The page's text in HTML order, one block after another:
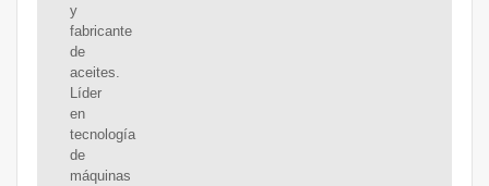
y
fabricante
de
aceites.
Líder
en
tecnología
de
máquinas